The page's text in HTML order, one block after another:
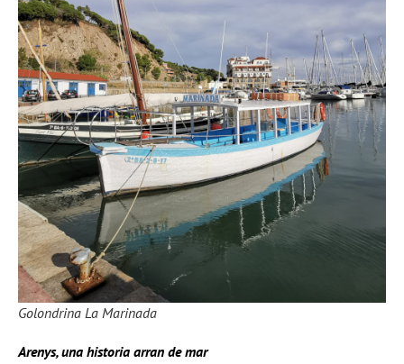
Golondrina La Marinada
Arenys, una historia arran de mar